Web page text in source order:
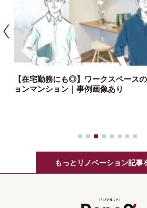
【在宅勤務にも◎】ワークスペース
ョンマンション｜事例画像あり
もっとリノベーション記事